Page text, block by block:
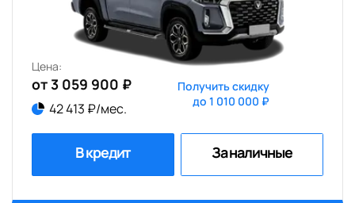
Цена:
от 3 059 900 ₽
42 413 ₽/мес.
Получить скидку
до 1 010 000 ₽
В кредит За наличные